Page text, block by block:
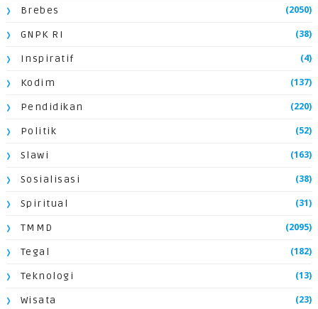
Brebes (2050)
GNPK RI (38)
Inspiratif (4)
Kodim (137)
Pendidikan (220)
Politik (52)
Slawi (163)
Sosialisasi (38)
Spiritual (31)
TMMD (2095)
Tegal (182)
Teknologi (13)
Wisata (23)